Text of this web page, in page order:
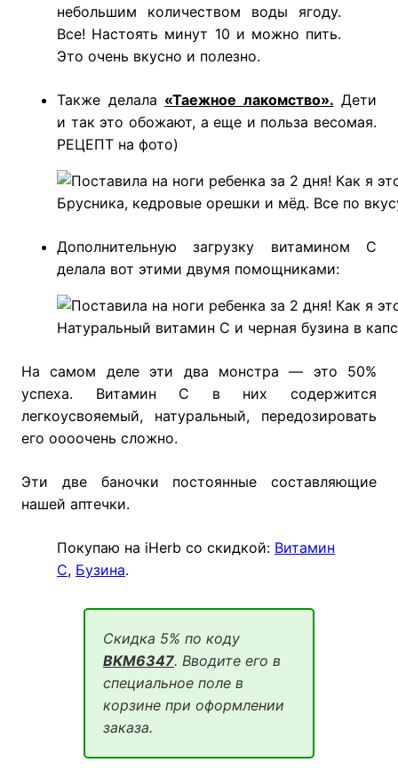
небольшим количеством воды ягоду.
Все! Настоять минут 10 и можно пить.
Это очень вкусно и полезно.
Также делала «Таежное лакомство». Дети
и так это обожают, а еще и польза весомая.
РЕЦЕПТ на фото)
Брусника, кедровые орешки и мёд. Все по
Дополнительную загрузку витамином С
делала вот этими двумя помощниками:
Натуральный витамин С и черная бузина в
На самом деле эти два монстра — это 50%
успеха. Витамин С в них содержится
легкоусвояемый, натуральный, передозировать
его оооочень сложно.
Эти две баночки постоянные составляющие
нашей аптечки.
Покупаю на iHerb со скидкой: Витамин
С, Бузина.
Скидка 5% по коду
BKM6347. Вводите его в
специальное поле в
корзине при оформлении
заказа.